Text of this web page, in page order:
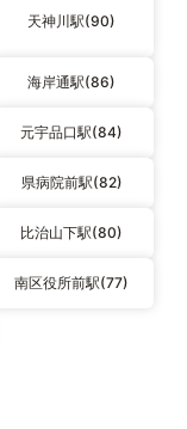
天神川駅(90)
海岸通駅(86)
元宇品口駅(84)
県病院前駅(82)
比治山下駅(80)
南区役所前駅(77)